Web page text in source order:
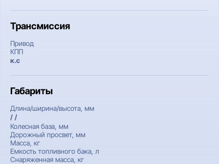
Трансмиссия
Привод
КПП
к.c
Габариты
Длина/ширина/высота, мм
/ /
Колесная база, мм
Дорожный просвет, мм
Масса, кг
Емкость топливного бака, л
Снаряженная масса, кг